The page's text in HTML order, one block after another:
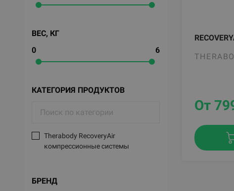
ВЕС, КГ
0
6
КАТЕГОРИЯ ПРОДУКТОВ
Therabody RecoveryAir
компрессионные системы
БРЕНД
От